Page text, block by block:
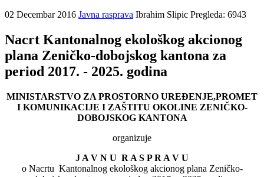
02 Decembar 2016 Javna rasprava Ibrahim Slipic Pregleda: 6943
Nacrt Kantonalnog ekološkog akcionog
plana Zeničko-dobojskog kantona za
period 2017. - 2025. godina
MINISTARSTVO ZA PROSTORNO UREĐENJE,PROMET
I KOMUNIKACIJE I ZAŠTITU OKOLINE ZENIČKO-
DOBOJSKOG KANTONA
organizuje
J A V N U R A S P R A V U
o Nacrtu Kantonalnog ekološkog akcionog plana Zeničko-